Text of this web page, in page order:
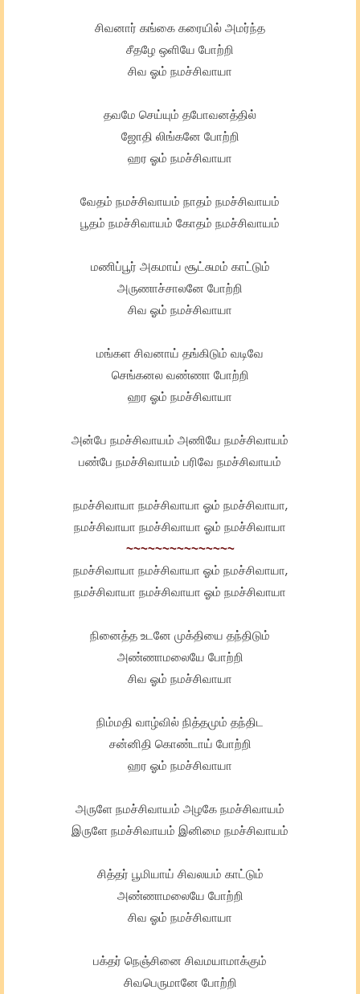
சிவனார் கங்கை கரையில் அமர்ந்த
சீதழே ஒளியே போற்றி
சிவ ஓம் நமச்சிவாயா
தவமே செய்யும் தபோவனத்தில்
ஜோதி லிங்கனே போற்றி
ஹர ஓம் நமச்சிவாயா
வேதம் நமச்சிவாயம் நாதம் நமச்சிவாயம்
பூதம் நமச்சிவாயம் கோதம் நமச்சிவாயம்
மணிப்பூர் அகமாய் சூட்சுமம் காட்டும்
அருணாச்சாலனே போற்றி
சிவ ஓம் நமச்சிவாயா
மங்கள சிவனாய் தங்கிடும் வடிவே
செங்கனல வண்ணா போற்றி
ஹர ஓம் நமச்சிவாயா
அன்பே நமச்சிவாயம் அணியே நமச்சிவாயம்
பண்பே நமச்சிவாயம் பரிவே நமச்சிவாயம்
நமச்சிவாயா நமச்சிவாயா ஓம் நமச்சிவாயா,
நமச்சிவாயா நமச்சிவாயா ஓம் நமச்சிவாயா
~~~~~~~~~~~~~~~
நமச்சிவாயா நமச்சிவாயா ஓம் நமச்சிவாயா,
நமச்சிவாயா நமச்சிவாயா ஓம் நமச்சிவாயா
நினைத்த உடனே முக்தியை தந்திடும்
அண்ணாமலையே போற்றி
சிவ ஓம் நமச்சிவாயா
நிம்மதி வாழ்வில் நித்தமும் தந்திட
சன்னிதி கொண்டாய் போற்றி
ஹர ஓம் நமச்சிவாயா
அருளே நமச்சிவாயம் அழகே நமச்சிவாயம்
இருளே நமச்சிவாயம் இனிமை நமச்சிவாயம்
சித்தர் பூமியாய் சிவலயம் காட்டும்
அண்ணாமலையே போற்றி
சிவ ஓம் நமச்சிவாயா
பக்தர் நெஞ்சினை சிவமயாமாக்கும்
சிவபெருமானே போற்றி